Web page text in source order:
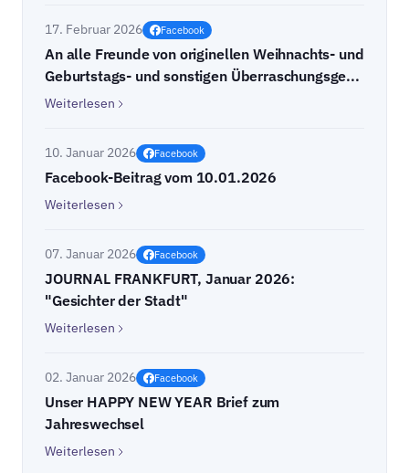
17. Februar 2026 Facebook
An alle Freunde von originellen Weihnachts- und
Geburtstags- und sonstigen Überraschungsge...
Weiterlesen
10. Januar 2026 Facebook
Facebook-Beitrag vom 10.01.2026
Weiterlesen
07. Januar 2026 Facebook
JOURNAL FRANKFURT, Januar 2026:
"Gesichter der Stadt"
Weiterlesen
02. Januar 2026 Facebook
Unser HAPPY NEW YEAR Brief zum
Jahreswechsel
Weiterlesen